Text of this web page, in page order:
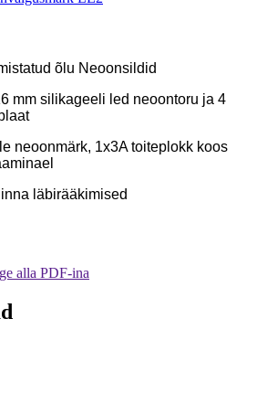
õlu Neoonsildid
mm silikageeli led neoontoru ja 4
neoonmärk, 1x3A toiteplokk koos
läbirääkimised
alla PDF-ina